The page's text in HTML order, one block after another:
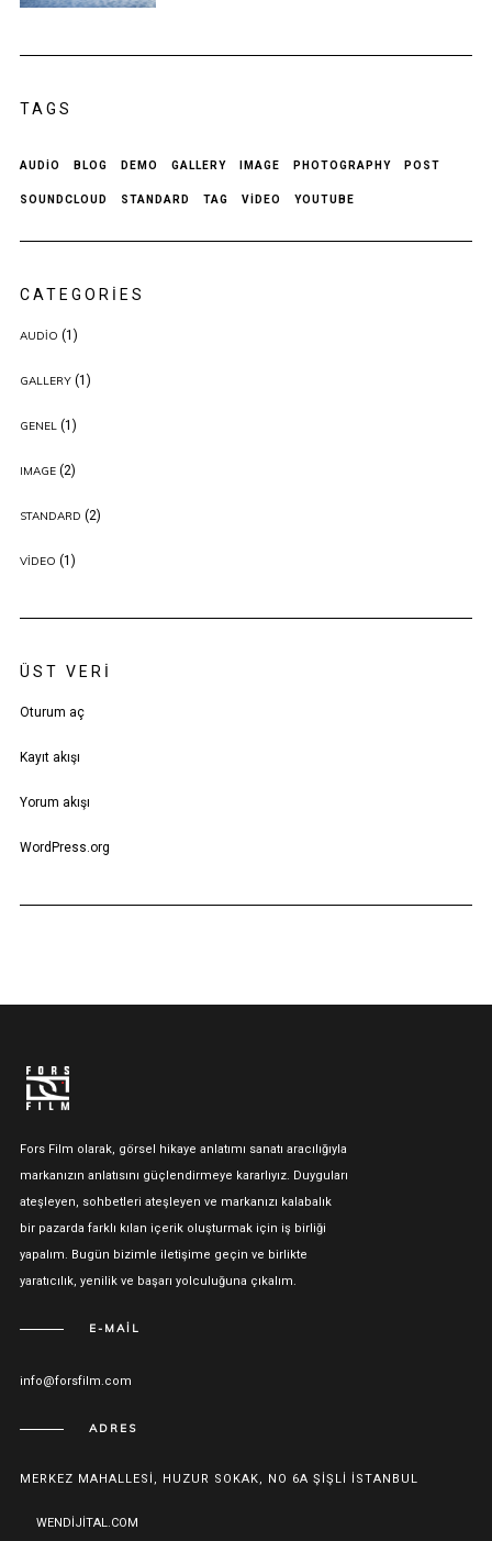
TAGS
AUDIO BLOG DEMO GALLERY IMAGE PHOTOGRAPHY POST
SOUNDCLOUD STANDARD TAG VIDEO YOUTUBE
CATEGORIES
AUDIO (1)
GALLERY(1)
GENEL (1)
IMAGE(2)
STANDARD (2)
VIDEO (1)
ÜST VERI
Oturum aç
Kayıt akışı
Yorum akışı
WordPress.org
Fors Film olarak, görsel hikaye anlatımı sanatı aracılığıyla
markanızın anlatısını güçlendirmeye kararlıyız. Duyguları
ateşleyen, sohbetleri ateşleyen ve markanızı kalabalık
bir pazarda farklı kılan içerik oluşturmak için iş birliği
yapalım. Bugün bizimle iletişime geçin ve birlikte
yaratıcılık, yenilik ve başarı yolculuğuna çıkalım.
E-MAIL
info@forsfilm.com
ADRES
MERKEZ MAHALLESI, HUZUR SOKAK, NO 6A ŞIŞLI İSTANBUL
WENDIJITAL.COM